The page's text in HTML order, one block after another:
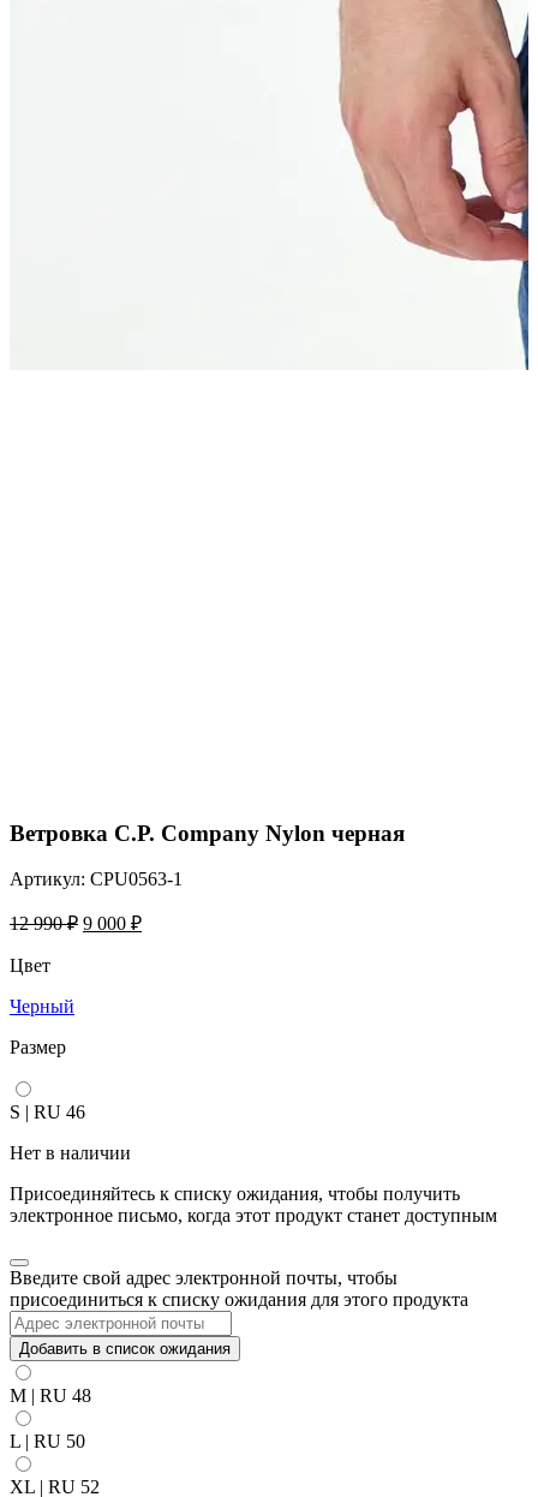
Ветровка C.P. Company Nylon черная
Артикул: CPU0563-1
12 990₽ Первоначальная
9 000 ₽Текущая
Цвет
Черный
Размер
S | RU 46
Нет в наличии
Присоединяйтесь к списку ожидания, чтобы получить
электронное письмо, когда этот продукт станет доступным
Закрыть
уведомление
Введите свой адрес электронной почты, чтобы
присоединиться к списку ожидания для этого продукта
Добавить в список ожидания
M | RU 48
L | RU 50
XL | RU 52